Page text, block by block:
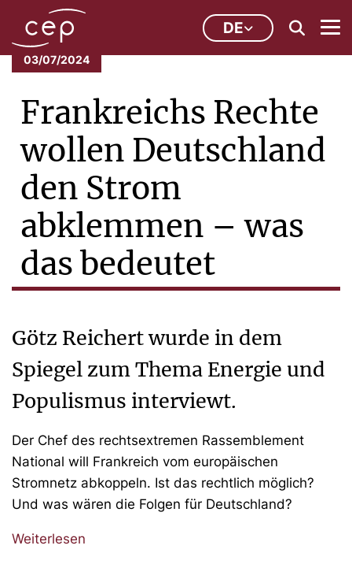
DE
03/07/2024
Frankreichs Rechte
wollen Deutschland
den Strom
abklemmen – was
das bedeutet
Götz Reichert wurde in dem
Spiegel zum Thema Energie und
Populismus interviewt.
Der Chef des rechtsextremen Rassemblement
National will Frankreich vom europäischen
Stromnetz abkoppeln. Ist das rechtlich möglich?
Und was wären die Folgen für Deutschland?
Weiterlesen